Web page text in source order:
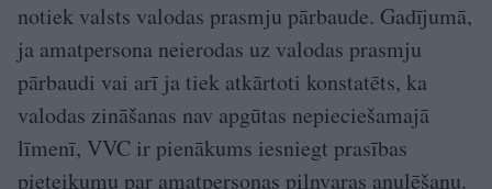
notiek valsts valodas prasmju pārbaude. Gadījumā,
ja amatpersona neierodas uz valodas prasmju
pārbaudi vai arī ja tiek atkārtoti konstatēts, ka
valodas zināšanas nav apgūtas nepieciešamajā
līmenī, VVC ir pienākums iesniegt prasības
pieteikumu par amatpersonas pilnvaras anulēšanu.